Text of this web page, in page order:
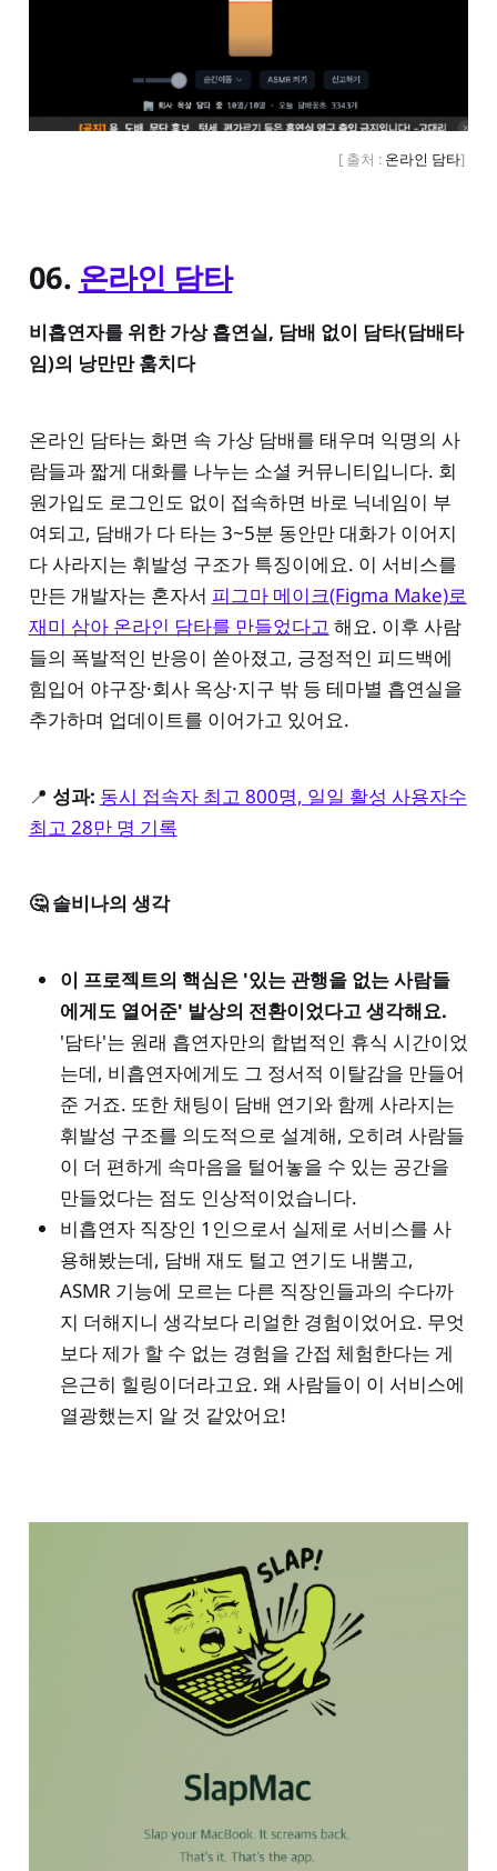
[ 출처 : 온라인 담타]
06. 온라인 담타
비흡연자를 위한 가상 흡연실, 담배 없이 담타(담배타
임)의 낭만만 훔치다
온라인 담타는 화면 속 가상 담배를 태우며 익명의 사
람들과 짧게 대화를 나누는 소셜 커뮤니티입니다. 회
원가입도 로그인도 없이 접속하면 바로 닉네임이 부
여되고, 담배가 다 타는 3~5분 동안만 대화가 이어지
다 사라지는 휘발성 구조가 특징이에요. 이 서비스를
만든 개발자는 혼자서 피그마 메이크(Figma Make)로
재미 삼아 온라인 담타를 만들었다고 해요. 이후 사람
들의 폭발적인 반응이 쏟아졌고, 긍정적인 피드백에
힘입어 야구장·회사 옥상·지구 밖 등 테마별 흡연실을
추가하며 업데이트를 이어가고 있어요.
📍 성과: 동시 접속자 최고 800명, 일일 활성 사용자수
최고 28만 명 기록
🤔 솔비나의 생각
이 프로젝트의 핵심은 '있는 관행을 없는 사람들
에게도 열어준' 발상의 전환이었다고 생각해요.
'담타'는 원래 흡연자만의 합법적인 휴식 시간이었
는데, 비흡연자에게도 그 정서적 이탈감을 만들어
준 거죠. 또한 채팅이 담배 연기와 함께 사라지는
휘발성 구조를 의도적으로 설계해, 오히려 사람들
이 더 편하게 속마음을 털어놓을 수 있는 공간을
만들었다는 점도 인상적이었습니다.
비흡연자 직장인 1인으로서 실제로 서비스를 사
용해봤는데, 담배 재도 털고 연기도 내뿜고,
ASMR 기능에 모르는 다른 직장인들과의 수다까
지 더해지니 생각보다 리얼한 경험이었어요. 무엇
보다 제가 할 수 없는 경험을 간접 체험한다는 게
은근히 힐링이더라고요. 왜 사람들이 이 서비스에
열광했는지 알 것 같았어요!